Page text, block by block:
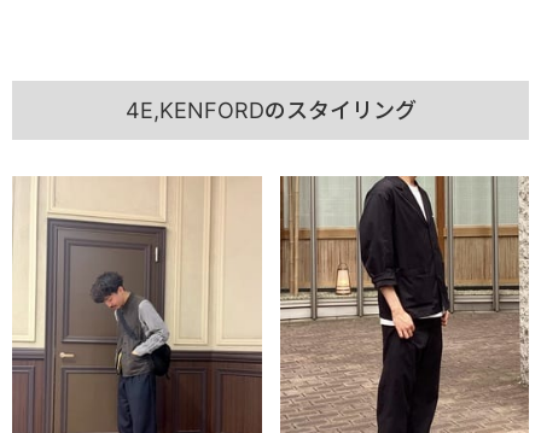
4E,KENFORDのスタイリング